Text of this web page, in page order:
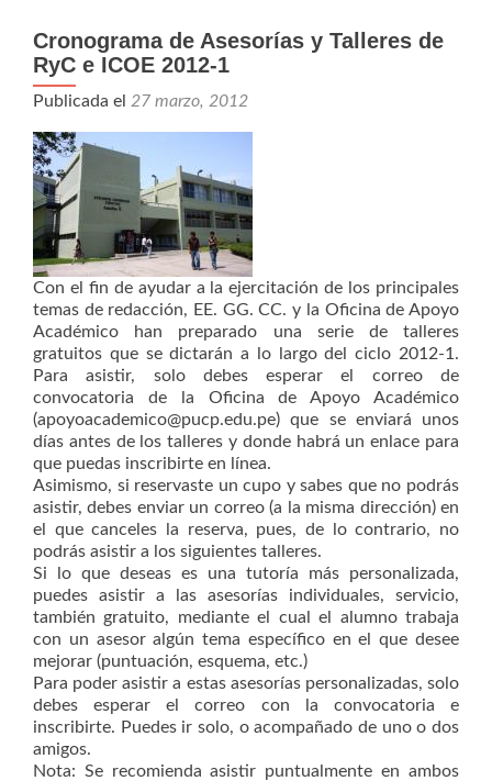
Cronograma de Asesorías y Talleres de
RyC e ICOE 2012-1
Publicada el 27 marzo, 2012
Con el fin de ayudar a la ejercitación de los principales
temas de redacción, EE. GG. CC. y la Oficina de Apoyo
Académico han preparado una serie de talleres
gratuitos que se dictarán a lo largo del ciclo 2012-1.
Para asistir, solo debes esperar el correo de
convocatoria de la Oficina de Apoyo Académico
(apoyoacademico@pucp.edu.pe) que se enviará unos
días antes de los talleres y donde habrá un enlace para
que puedas inscribirte en línea.
Asimismo, si reservaste un cupo y sabes que no podrás
asistir, debes enviar un correo (a la misma dirección) en
el que canceles la reserva, pues, de lo contrario, no
podrás asistir a los siguientes talleres.
Si lo que deseas es una tutoría más personalizada,
puedes asistir a las asesorías individuales, servicio,
también gratuito, mediante el cual el alumno trabaja
con un asesor algún tema específico en el que desee
mejorar (puntuación, esquema, etc.)
Para poder asistir a estas asesorías personalizadas, solo
debes esperar el correo con la convocatoria e
inscribirte. Puedes ir solo, o acompañado de uno o dos
amigos.
Nota: Se recomienda asistir puntualmente en ambos